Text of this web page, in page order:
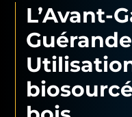
L’Avant-